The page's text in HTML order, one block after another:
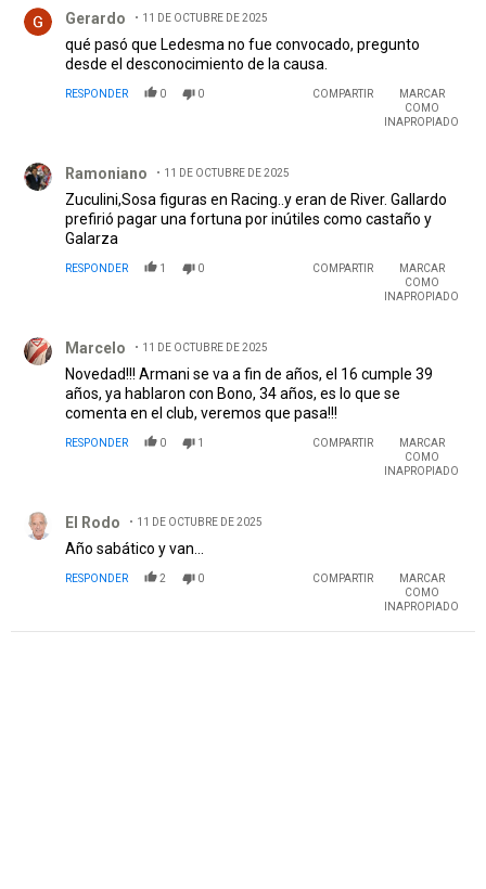
Gerardo 11 DE OCTUBRE DE 2025
qué pasó que Ledesma no fue convocado, pregunto
desde el desconocimiento de la causa.
RESPONDER 0 0 COMPARTIR
MARCAR
COMO
INAPROPIADO
Ramoniano 11 DE OCTUBRE DE 2025
Zuculini,Sosa figuras en Racing..y eran de River. Gallardo
prefirió pagar una fortuna por inútiles como castaño y
Galarza
RESPONDER 1 0 COMPARTIR
MARCAR
COMO
INAPROPIADO
Marcelo 11 DE OCTUBRE DE 2025
Novedad!!! Armani se va a fin de años, el 16 cumple 39
años, ya hablaron con Bono, 34 años, es lo que se
comenta en el club, veremos que pasa!!!
RESPONDER 0 1 COMPARTIR
MARCAR
COMO
INAPROPIADO
El Rodo 11 DE OCTUBRE DE 2025
Año sabático y van...
RESPONDER 2 0 COMPARTIR
MARCAR
COMO
INAPROPIADO